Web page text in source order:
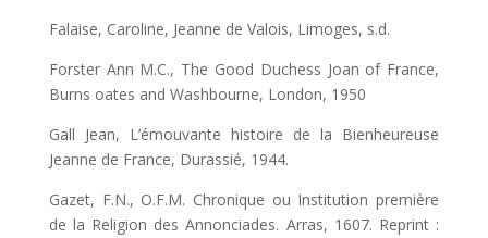
Falaise, Caroline, Jeanne de Valois, Limoges, s.d.
Forster Ann M.C., The Good Duchess Joan of France,
Burns oates and Washbourne, London, 1950
Gall Jean, L’émouvante histoire de la Bienheureuse
Jeanne de France, Durassié, 1944.
Gazet, F.N., O.F.M. Chronique ou Institution première
de la Religion des Annonciades. Arras, 1607. Reprint :